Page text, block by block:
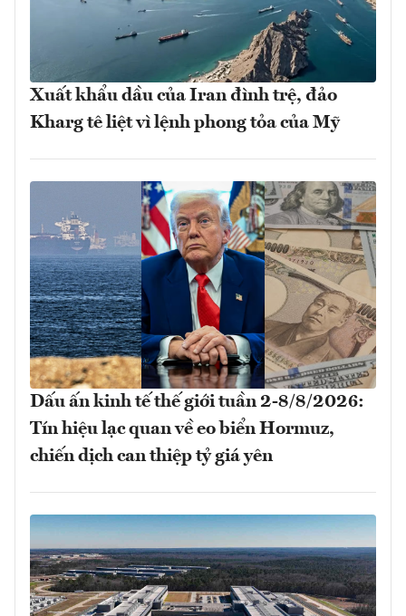
Xuất khẩu dầu của Iran đình trệ, đảo
Kharg tê liệt vì lệnh phong tỏa của Mỹ
Dấu ấn kinh tế thế giới tuần 2-8/8/2026:
Tín hiệu lạc quan về eo biển Hormuz,
chiến dịch can thiệp tỷ giá yên